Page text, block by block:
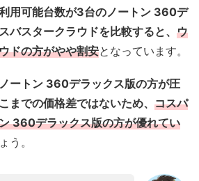
用可能台数が3台のノートン 360デ
バスタークラウドを比較すると、 ウ
ドの方がやや割安となっています。
ートン 360デラックス版の方が圧
までの価格差ではないため、 コスパ
360デラックス版の方が優れてい
う。